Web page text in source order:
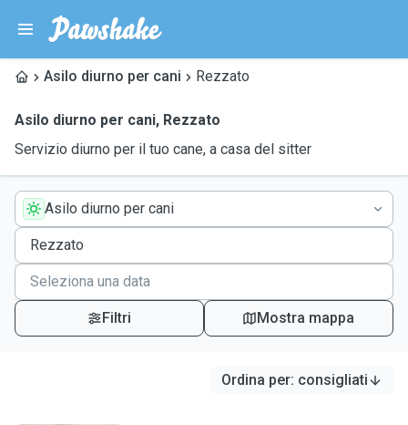
Asilo diurno per cani Rezzato
Asilo diurno per cani, Rezzato
Servizio diurno per il tuo cane, a casa del sitter
Asilo diurno per cani
Filtri Mostra mappa
Ordina per: consigliati